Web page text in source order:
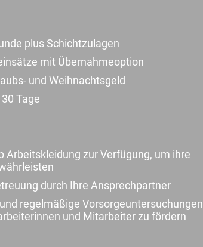
plus Schichtzulagen
mit Übernahmeoption
und Weihnachtsgeld
Tage
zur Verfügung, um ihre
durch Ihre Ansprechpartner
regelmäßige Vorsorgeuntersuchungen
und Mitarbeiter zu fördern